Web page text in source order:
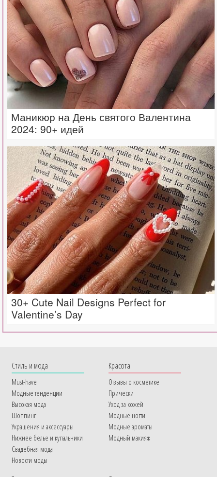
Маникюр на День святого Валентина
2024: 90+ идей
30+ Cute Nail Designs Perfect for
Valentine’s Day
Cтиль и мода
Must-have
Модные тенденции
Высокая мода
Шоппинг
Украшения и аксессуары
Нижнее белье и купальники
Свадебная мода
Новости моды
Красота
Отзывы о косметике
Прически
Уход за кожей
Модные ногти
Модные ароматы
Модный макияж